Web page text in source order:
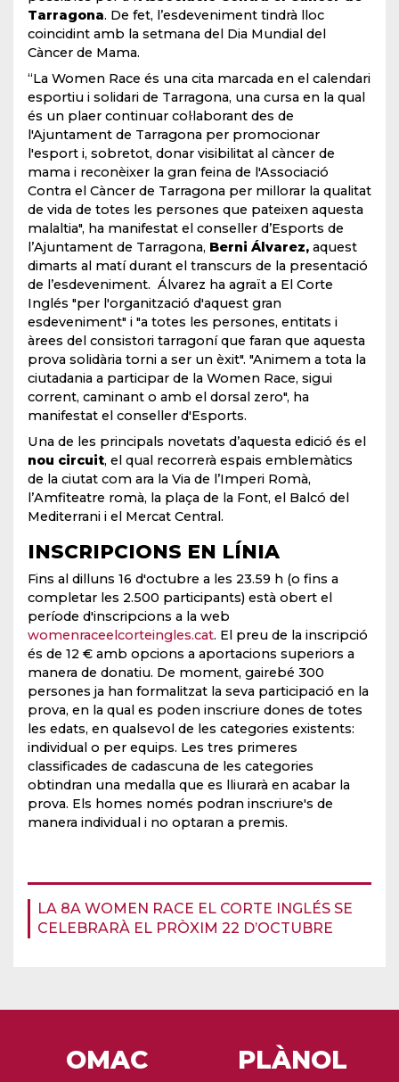
LA 8A WOMEN RACE EL CORTE INGLÉS SE
CELEBRARÀ EL PRÒXIM 22 D’OCTUBRE
Tarragona. De fet, l’esdeveniment tindrà lloc
coincidint amb la setmana del Dia Mundial del
Càncer de Mama.
“La Women Race és una cita marcada en el calendari
esportiu i solidari de Tarragona, una cursa en la qual
és un plaer continuar col·laborant des de
l'Ajuntament de Tarragona per promocionar
l'esport i, sobretot, donar visibilitat al càncer de
mama i reconèixer la gran feina de l'Associació
Contra el Càncer de Tarragona per millorar la qualitat
de vida de totes les persones que pateixen aquesta
malaltia", ha manifestat el conseller d’Esports de
l’Ajuntament de Tarragona, Berni Álvarez, aquest
dimarts al matí durant el transcurs de la presentació
de l’esdeveniment. Álvarez ha agraït a El Corte
Inglés "per l'organització d'aquest gran
esdeveniment" i "a totes les persones, entitats i
àrees del consistori tarragoní que faran que aquesta
prova solidària torni a ser un èxit". "Animem a tota la
ciutadania a participar de la Women Race, sigui
corrent, caminant o amb el dorsal zero", ha
manifestat el conseller d'Esports.
Una de les principals novetats d’aquesta edició és el
nou circuit, el qual recorrerà espais emblemàtics
de la ciutat com ara la Via de l’Imperi Romà,
l’Amfiteatre romà, la plaça de la Font, el Balcó del
Mediterrani i el Mercat Central.
INSCRIPCIONS EN LÍNIA
Fins al dilluns 16 d'octubre a les 23.59 h (o fins a
completar les 2.500 participants) està obert el
període d'inscripcions a la web
womenraceelcorteingles.cat. El preu de la inscripció
és de 12 € amb opcions a aportacions superiors a
manera de donatiu. De moment, gairebé 300
persones ja han formalitzat la seva participació en la
prova, en la qual es poden inscriure dones de totes
les edats, en qualsevol de les categories existents:
individual o per equips. Les tres primeres
classificades de cadascuna de les categories
obtindran una medalla que es lliurarà en acabar la
prova. Els homes només podran inscriure's de
manera individual i no optaran a premis.
OMAC PLÀNOL